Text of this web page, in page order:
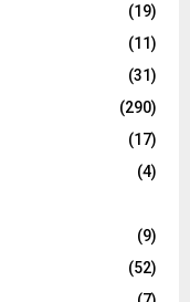
(19)
(11)
(31)
(290)
(17)
(4)
(9)
(52)